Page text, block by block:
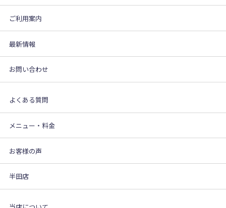
ご利用案内
最新情報
お問い合わせ
よくある質問
メニュー・料金
お客様の声
半田店